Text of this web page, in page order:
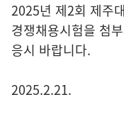
2025년 제2회 제주
경쟁채용시험을 첨
응시 바랍니다.
2025.2.21.